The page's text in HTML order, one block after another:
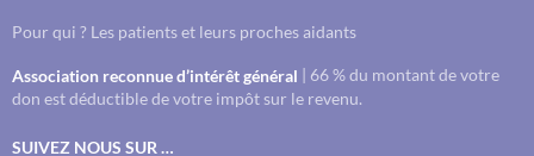
Pour qui ? Les patients et leurs proches aidants
Association reconnue d’intérêt général | 66 % du montant de votre
don est déductible de votre impôt sur le revenu.
SUIVEZ NOUS SUR …